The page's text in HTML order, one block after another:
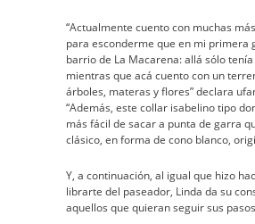
“Actualmente cuento con muchas
para esconderme que en mi primera
barrio de La Macarena: allá sólo
mientras que acá cuento con un
árboles, materas y flores” declara
“Además, este collar isabelino tipo
más fácil de sacar a punta de garra
clásico, en forma de cono blanco,
Y, a continuación, al igual que hizo
librarte del paseador, Linda da su
aquellos que quieran seguir sus